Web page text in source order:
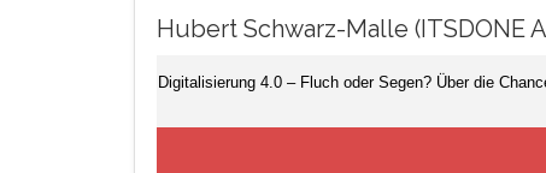
Hubert Schwarz-Malle (ITSDONE
Digitalisierung 4.0 – Fluch oder Segen? Über die